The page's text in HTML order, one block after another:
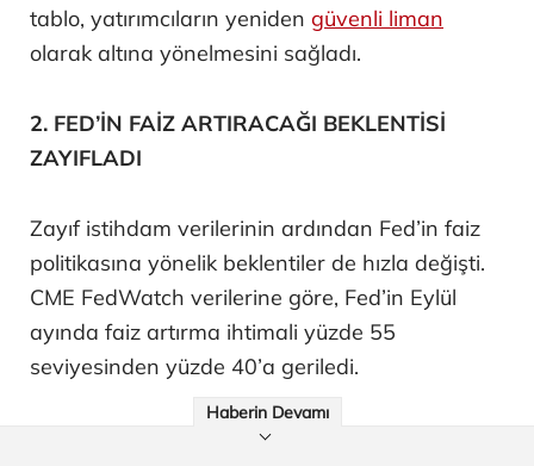
tablo, yatırımcıların yeniden güvenli liman
olarak altına yönelmesini sağladı.
2. FED’İN FAİZ ARTIRACAĞI BEKLENTİSİ
ZAYIFLADI
Zayıf istihdam verilerinin ardından Fed’in faiz
politikasına yönelik beklentiler de hızla değişti.
CME FedWatch verilerine göre, Fed’in Eylül
ayında faiz artırma ihtimali yüzde 55
seviyesinden yüzde 40’a geriledi.
Haberin Devamı